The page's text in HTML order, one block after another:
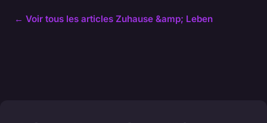
← Voir tous les articles Zuhause &amp; Leben